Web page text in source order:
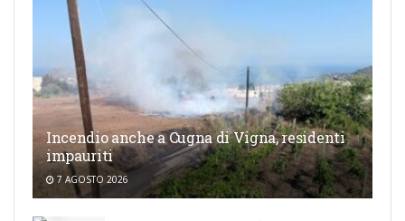
Incendio anche a Cugna di Vigna, residenti
impauriti
7 AGOSTO 2026